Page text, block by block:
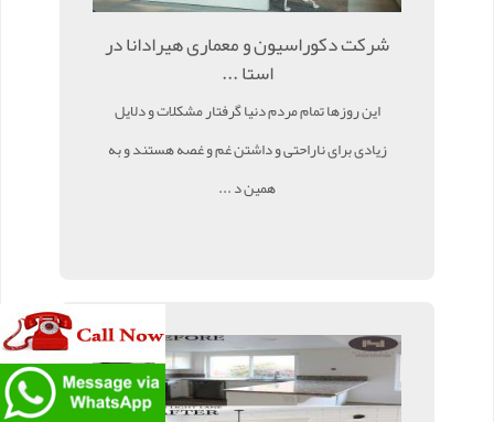
شرکت دکوراسیون و معماری هیرادانا در
استا ...
این روزها تمام مردم دنیا گرفتار مشکلات و دلایل
زیادی برای ناراحتی و داشتن غم و غصه هستند و به
همین د ...